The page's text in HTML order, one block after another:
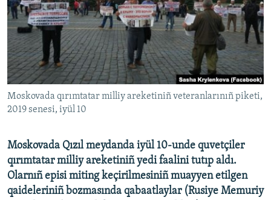
Русский
Українською
QOŞULIÑIZ!
Moskovada qırımtatar milliy areketiniñ veteranlarınıñ piketi,
2019 senesi, iyül 10
Moskovada Qızıl meydanda iyül 10-unde quvetçiler
qırımtatar milliy areketiniñ yedi faalini tutıp aldı.
Olarnıñ episi miting keçirilmesiniñ muayyen etilgen
qaideleriniñ bozmasında qabaatlaylar (Rusiye Memuriy